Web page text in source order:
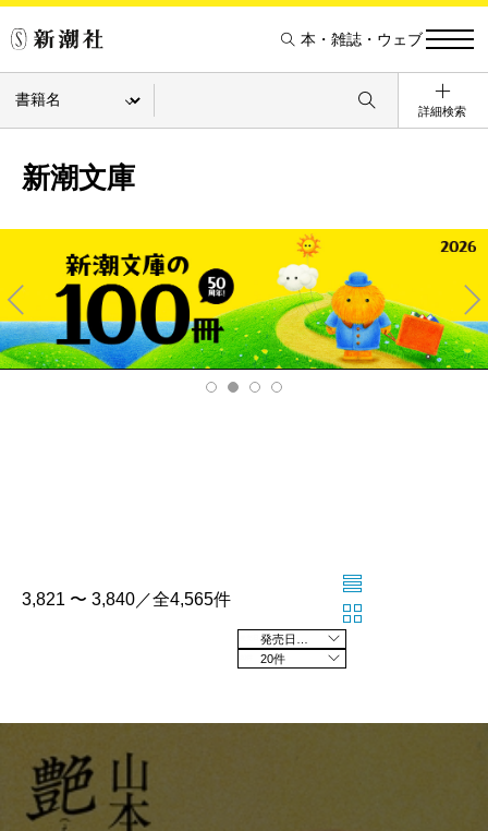
本・雑誌・ウェブ
詳細検索
新潮文庫
Pre
v
Ne
xt
3,821 〜 3,840／全4,565件
20件